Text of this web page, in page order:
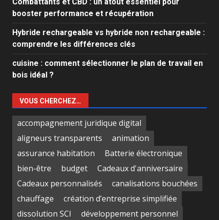
booster performance et récupération
Hybride rechargeable vs hybride non rechargeable :
comprendre les différences clés
cuisine : comment sélectionner le plan de travail en
bois idéal ?
VOUS CHERCHEZ…
accompagnement juridique digital
aligneurs transparents
animation
assurance habitation
Batterie électronique
bien-être
budget
Cadeaux d'anniversaire
Cadeaux personnalisés
canalisations bouchées
chauffage
création d’entreprise simplifiée
dissolution SCI
développement personnel